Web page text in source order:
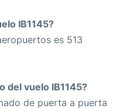
IB1145?
es 513
del vuelo IB1145?
de puerta a puerta